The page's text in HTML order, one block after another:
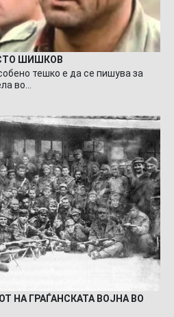
ШИШКОВ
тешко е да се пишува за
во…
НА ГРАЃАНСКАТА ВОЈНА ВО